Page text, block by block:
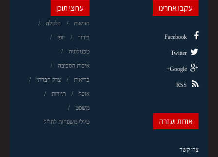
ערוצי תוכן
חדשות כלכלה
בידור יופי
טכנולוגיה
איכות הסביבה
בריאות צדק חברתי
אוכל תיירות
משפט
טיולי משפחות לחו"ל
עקבו אחרינו
Facebook
Twitter
Google+
RSS
אודות ועזרה
צרו קשר